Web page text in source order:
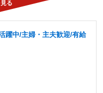
躍中/主婦・主夫歓迎/有給